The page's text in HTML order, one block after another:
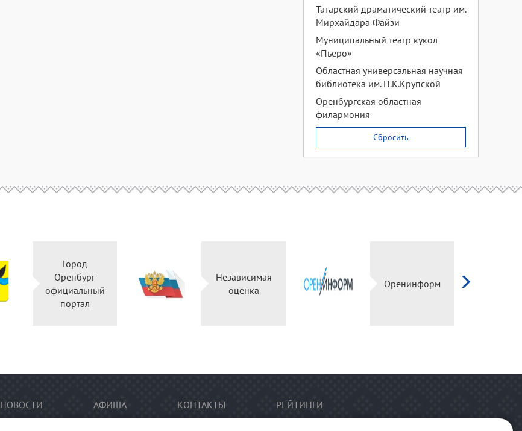
Татарский драматический театр им.
Мирхайдара Файзи
Муниципальный театр кукол
«Пьеро»
Областная универсальная научная
библиотека им. Н.К.Крупской
Оренбургская областная
филармония
Сбросить
Город
Оренбург
официальный
портал
Независимая
оценка
Оренинформ
НОВОСТИ АФИША КОНТАКТЫ РЕЙТИНГИ